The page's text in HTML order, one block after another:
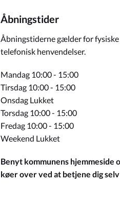
Åbningstider
Åbningstiderne gælder for fysiske
telefonisk henvendelser.
Mandag 10:00 - 15:00
Tirsdag 10:00 - 15:00
Onsdag Lukket
Torsdag 10:00 - 15:00
Fredag 10:00 - 15:00
Weekend Lukket
Benyt kommunens hjemmeside
køer over ved at betjene dig